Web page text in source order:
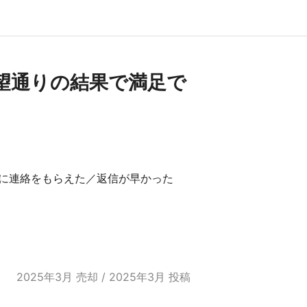
通りの結果で満足で
連絡をもらえた／返信が早かった
2025年3月 売却 / 2025年3月 投稿